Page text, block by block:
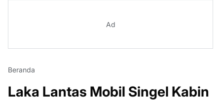
Ad
Beranda
Laka Lantas Mobil Singel Kabin